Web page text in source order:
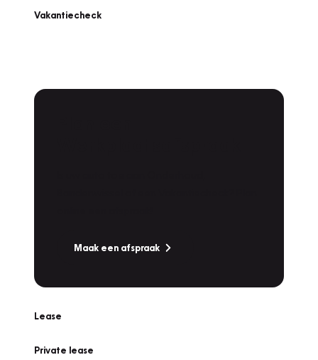
Vakantiecheck
Maak een afspraak
Lease
Private lease